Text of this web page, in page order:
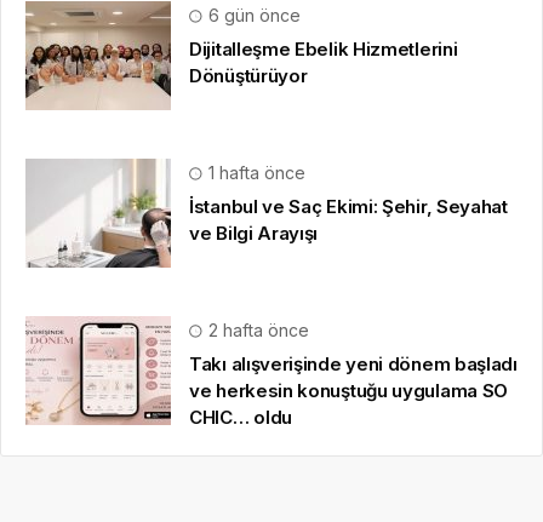
6 gün önce
Dijitalleşme Ebelik Hizmetlerini
Dönüştürüyor
1 hafta önce
İstanbul ve Saç Ekimi: Şehir, Seyahat
ve Bilgi Arayışı
2 hafta önce
Takı alışverişinde yeni dönem başladı
ve herkesin konuştuğu uygulama SO
CHIC… oldu